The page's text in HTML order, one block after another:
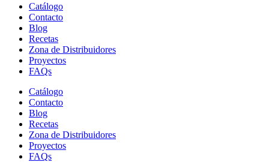
Catálogo
Contacto
Blog
Recetas
Zona de Distribuidores
Proyectos
FAQs
Catálogo
Contacto
Blog
Recetas
Zona de Distribuidores
Proyectos
FAQs